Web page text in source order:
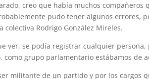
creo que había muchos compañeros
pudo tener algunos errores,
Rodrigo González Mireles.
ver, se podía registrar cualquier persona,
grupo parlamentario estábamos de
militante de un partido y por los cargos